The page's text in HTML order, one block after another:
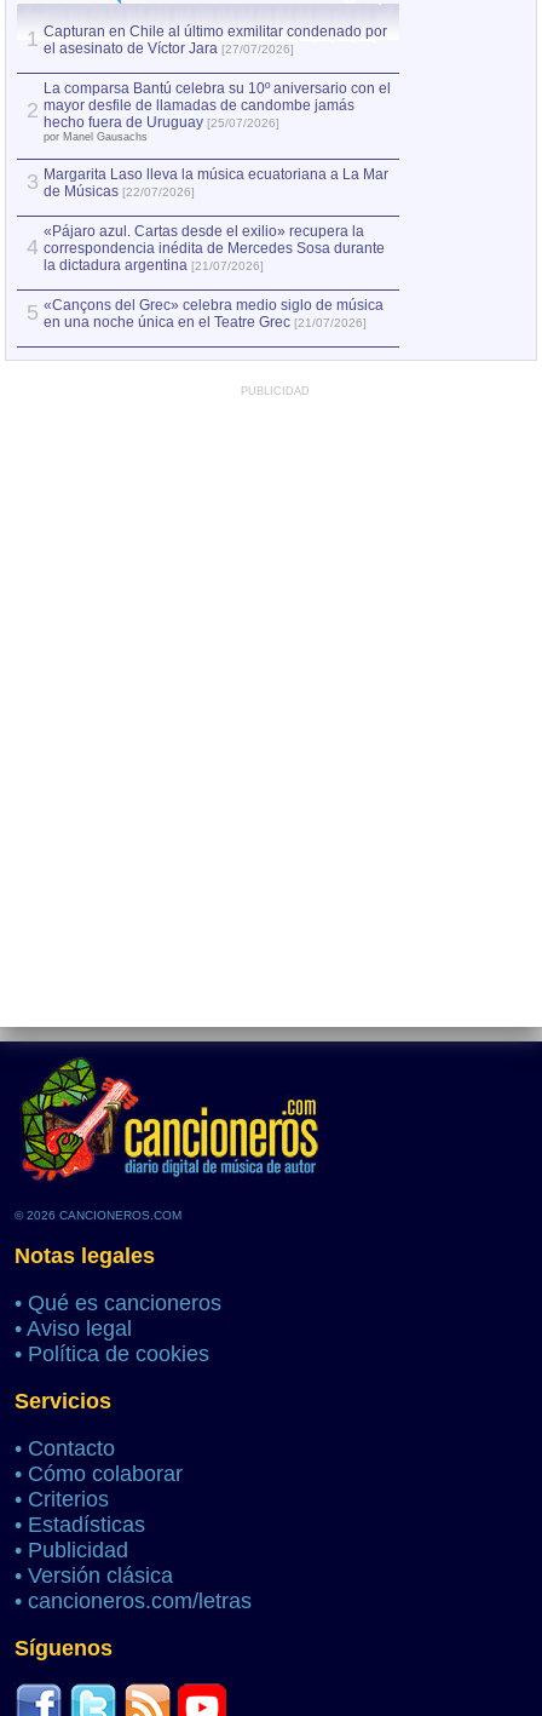
1 Capturan en Chile al último exmilitar condenado por
el asesinato de Víctor Jara [27/07/2026]
2
La comparsa Bantú celebra su 10º aniversario con el
mayor desfile de llamadas de candombe jamás
hecho fuera de Uruguay [25/07/2026]
por Manel Gausachs
3 Margarita Laso lleva la música ecuatoriana a La Mar
de Músicas [22/07/2026]
4
«Pájaro azul. Cartas desde el exilio» recupera la
correspondencia inédita de Mercedes Sosa durante
la dictadura argentina [21/07/2026]
5 «Cançons del Grec» celebra medio siglo de música
en una noche única en el Teatre Grec [21/07/2026]
PUBLICIDAD
© 2026 CANCIONEROS.COM
Notas legales
• Qué es cancioneros
• Aviso legal
• Política de cookies
Servicios
• Contacto
• Cómo colaborar
• Criterios
• Estadísticas
• Publicidad
• Versión clásica
• cancioneros.com/letras
Síguenos